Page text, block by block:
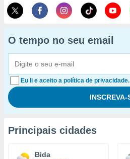
O tempo no seu email
Eu li e aceito a política de privacidade.
Principais cidades
Bida